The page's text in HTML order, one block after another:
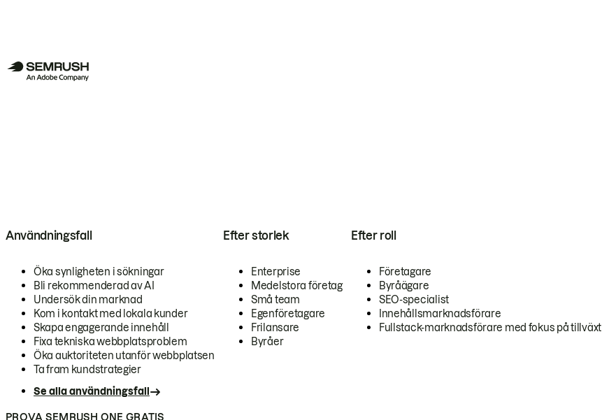
Användningsfall
Öka synligheten i sökningar
Bli rekommenderad av AI
Undersök din marknad
Kom i kontakt med lokala kunder
Skapa engagerande innehåll
Fixa tekniska webbplatsproblem
Öka auktoriteten utanför webbplatsen
Ta fram kundstrategier
Se alla användningsfall
Efter storlek
Enterprise
Medelstora företag
Små team
Egenföretagare
Frilansare
Byråer
Efter roll
Företagare
Byråägare
SEO-specialist
Innehållsmarknadsförare
Fullstack-marknadsförare med fokus på tillväxt
PROVA SEMRUSH ONE GRATIS